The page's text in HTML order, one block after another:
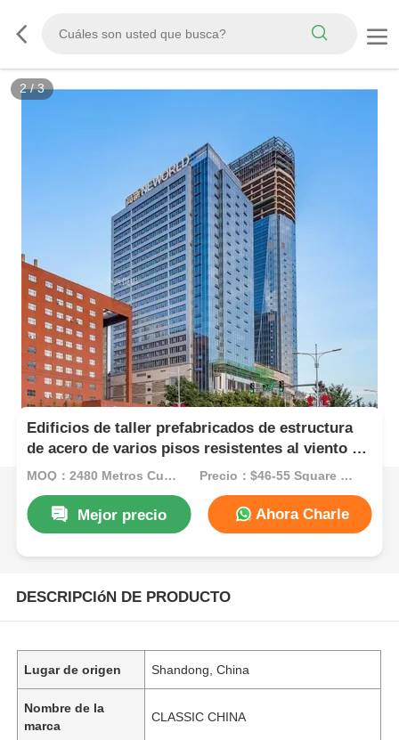
2/3
Edificios de taller prefabricados de estructura
de acero de varios pisos resistentes al viento y
torre residencial
MOQ：2480 Metros Cuadrados Precio：$46-55 Square Meters
Mejor precio Ahora Charle
DESCRIPCIóN DE PRODUCTO
Lugar de origen Shandong, China
Nombre de la
marca
CLASSIC CHINA